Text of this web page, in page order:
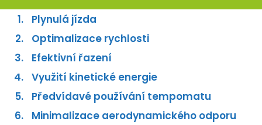
Plynulá jízda
Optimalizace rychlosti
Efektivní řazení
Využití kinetické energie
Předvídavé používání tempomatu
Minimalizace aerodynamického odporu